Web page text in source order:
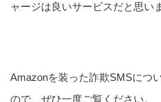
ャージは良いサービスだと思い
Amazonを装った詐欺SMSにつ
ので、ぜひ一度ご覧ください。